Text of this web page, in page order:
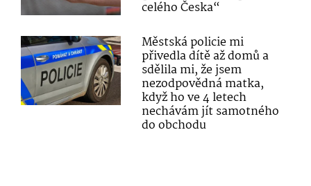
celého Česka“
Městská policie mi
přivedla dítě až domů a
sdělila mi, že jsem
nezodpovědná matka,
když ho ve 4 letech
nechávám jít samotného
do obchodu